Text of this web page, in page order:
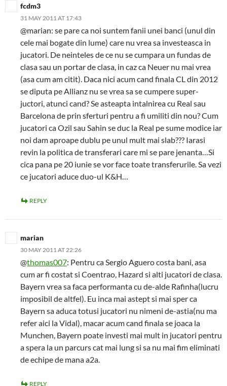
fcdm3
31 MAY 2011 AT 17:43
@marian: se pare ca noi suntem fanii unei banci (unul din
cele mai bogate din lume) care nu vrea sa investeasca in
jucatori. De neinteles de ce nu se cumpara un fundas de
clasa sau un portar de clasa, in caz ca Neuer nu mai vrea
(asa cum am citit). Daca nici acum cand finala CL din 2012
se diputa pe Allianz nu se vrea sa se cumpere super-
juctori, atunci cand? Se asteapta intalnirea cu Real sau
Barcelona de prin sferturi pentru a fi umiliti din nou? Cum
jucatori ca Ozil sau Sahin se duc la Real pe sume modice iar
noi dam aproape dublu pe unul mult mai slab??? Iarasi
revin la politica de transferari care mi se pare jenanta…Si
cica pana pe 20 iunie se vor face toate transferurile. Sa vezi
ce jucatori aduce duo-ul K&H…
REPLY
marian
30 MAY 2011 AT 22:26
@thomas007: Pentru ca Sergio Aguero costa bani, asa
cum ar fi costat si Coentrao, Hazard si alti jucatori de clasa.
Bayern vrea sa faca performanta cu de-alde Rafinha(lucru
imposibil de altfel). Eu inca mai astept si mai sper ca
Bayern sa aduca totusi jucatori nu nimeni de-astia(nu ma
refer aici la Vidal), macar acum cand finala se joaca la
Munchen, Bayern poate investi mai mult in jucatori pentru
a spera la un parcurs cat mai lung si sa nu mai fim eliminati
de echipe de mana a2a.
REPLY